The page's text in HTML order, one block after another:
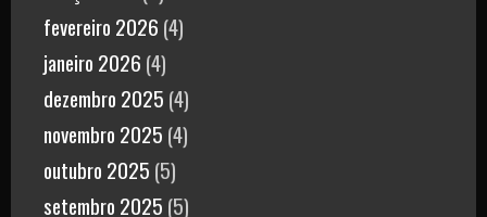
fevereiro 2026 (4)
janeiro 2026 (4)
dezembro 2025 (4)
novembro 2025 (4)
outubro 2025 (5)
setembro 2025 (5)